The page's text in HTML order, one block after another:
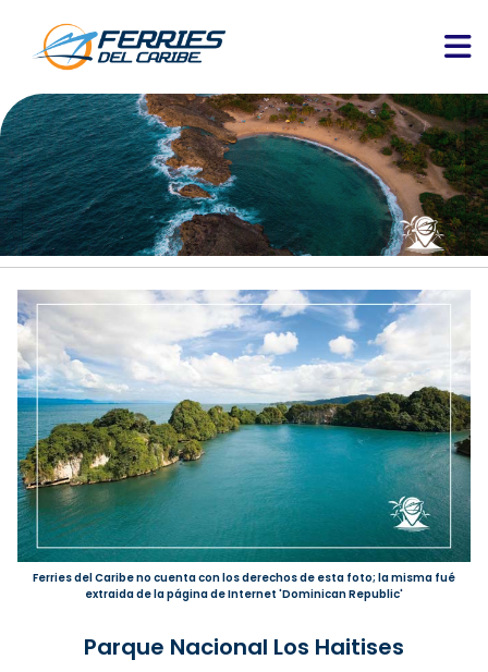
Ferries del Caribe no cuenta con los derechos de esta foto; la misma fué
extraida de la página de Internet 'Dominican Republic'
Parque Nacional Los Haitises